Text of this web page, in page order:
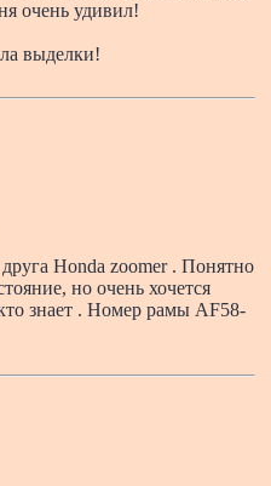
очень удивил!
выделки!
Honda zoomer . Понятно
но очень хочется
знает . Номер рамы AF58-